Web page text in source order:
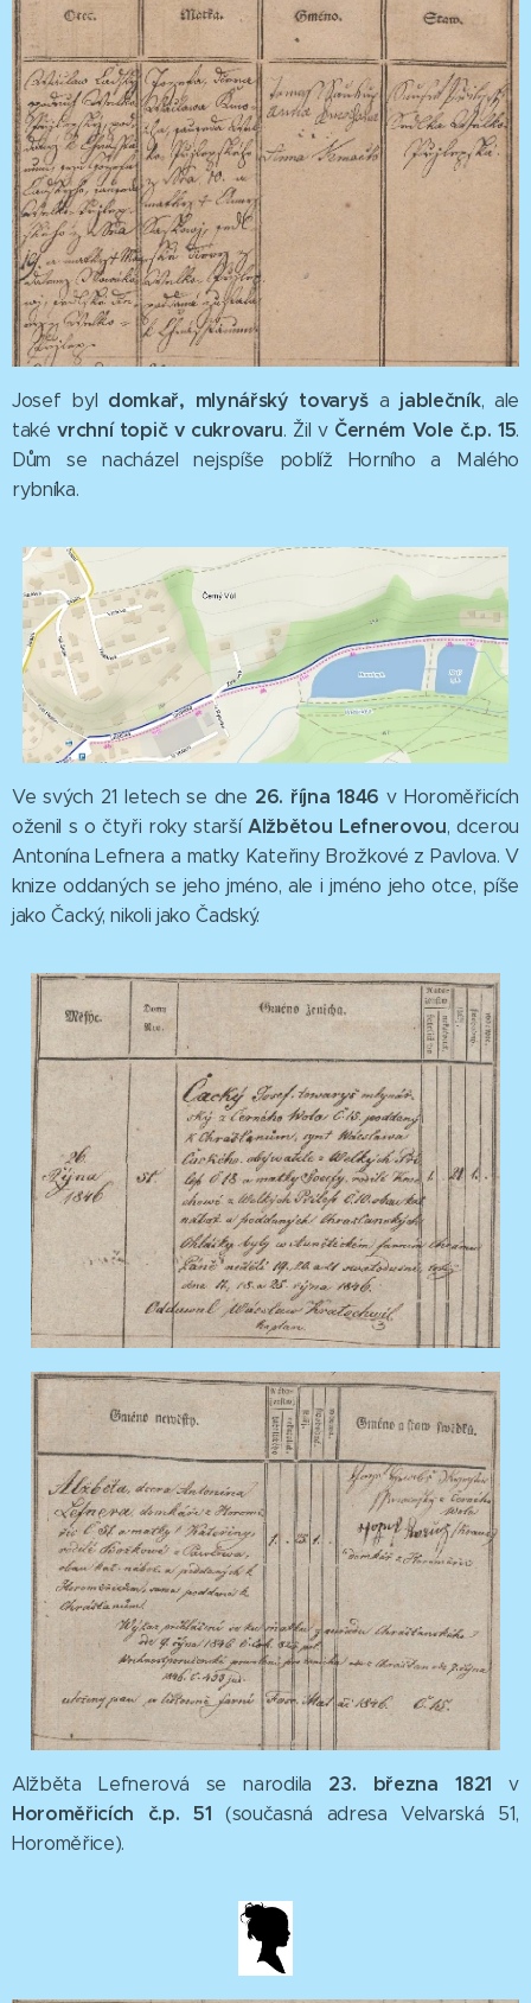
Josef byl domkař, mlynářský tovaryš a jablečník, ale
takévrchní topič v cukrovaru. Žil v Černém Vole č.p. 15.
Dům se nacházel nejspíše poblíž Horního a Malého
rybníka.
Ve svých 21 letech se dne 26. října 1846 v Horoměřicích
oženil s o čtyři roky starší Alžbětou Lefnerovou, dcerou
Antonína Lefnera a matky Kateřiny Brožkové z Pavlova. V
knize oddaných se jeho jméno, ale i jméno jeho otce, píše
jako Čacký, nikoli jako Čadský.
Alžběta Lefnerová se narodila 23. března 1821 v
Horoměřicích č.p. 51 (současná adresa Velvarská 51,
Horoměřice).